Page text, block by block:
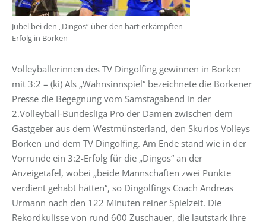
Jubel bei den „Dingos“ über den hart erkämpften
Erfolg in Borken
Volleyballerinnen des TV Dingolfing gewinnen in Borken
mit 3:2 – (ki) Als „Wahnsinnspiel“ bezeichnete die Borkener
Presse die Begegnung vom Samstagabend in der
2.Volleyball-Bundesliga Pro der Damen zwischen dem
Gastgeber aus dem Westmünsterland, den Skurios Volleys
Borken und dem TV Dingolfing. Am Ende stand wie in der
Vorrunde ein 3:2-Erfolg für die „Dingos“ an der
Anzeigetafel, wobei „beide Mannschaften zwei Punkte
verdient gehabt hätten“, so Dingolfings Coach Andreas
Urmann nach den 122 Minuten reiner Spielzeit. Die
Rekordkulisse von rund 600 Zuschauer, die lautstark ihre